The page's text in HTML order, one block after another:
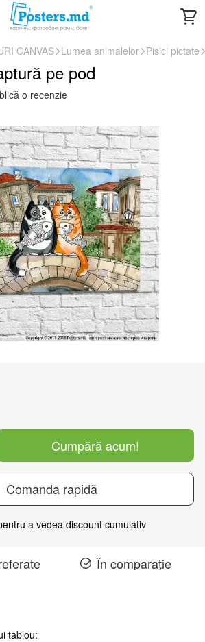
CANVAS Lumea animalelor Pisici pictate
pe pod
o recenzie
Cumpără acum!
Comanda rapidă
a vedea discount cumulativ
În comparație
tablou: